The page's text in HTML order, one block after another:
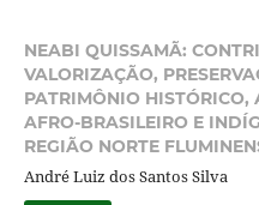
NEABI QUISSAMÃ:
VALORIZAÇÃO,
PATRIMÔNIO HISTÓRICO,
AFRO-BRASILEIRO E
REGIÃO NORTE
André Luiz dos Santos Silva